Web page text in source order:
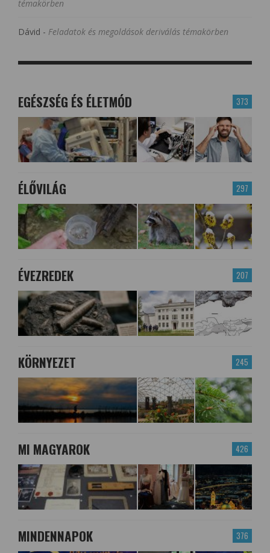
témakörben
Dávid - Feladatok és megoldások deriválás témakörben
373
EGÉSZSÉG ÉS ÉLETMÓD
297
ÉLŐVILÁG
207
ÉVEZREDEK
245
KÖRNYEZET
426
MI MAGYAROK
376
MINDENNAPOK